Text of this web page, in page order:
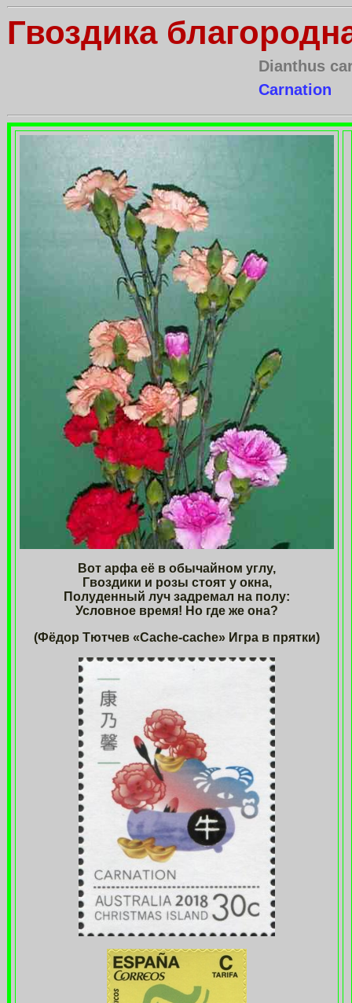
Гвоздика
Dianthus
Carnation
Вот арфа её в обычайном углу,
Гвоздики и розы стоят у окна,
Полуденный луч задремал на полу:
Условное время! Но где же она?
(Фёдор Тютчев «Cache-cache» Игра в прятки)